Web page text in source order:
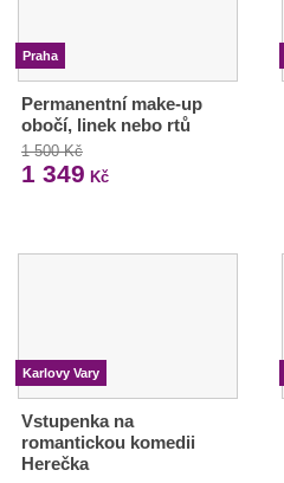
Praha
Permanentní make-up
obočí, linek nebo rtů
1 500 Kč
1 349 Kč
Karlovy Vary
Vstupenka na
romantickou komedii
Herečka